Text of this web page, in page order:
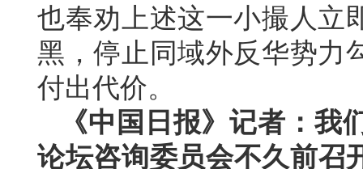
也奉劝上述这一小撮人立
黑，停止同域外反华势力
付出代价。
《中国日报》记者：我
论坛咨询委员会不久前召